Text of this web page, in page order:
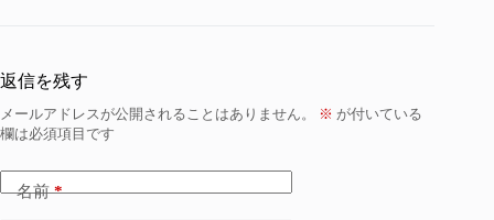
返信を残す
メールアドレスが公開されることはありません。 ※ が付いている
欄は必須項目です
名前*